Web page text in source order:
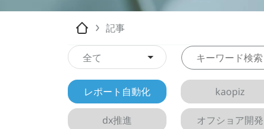
記事
全て
レポート自動化 kaopiz
dx推進 オフショア開発